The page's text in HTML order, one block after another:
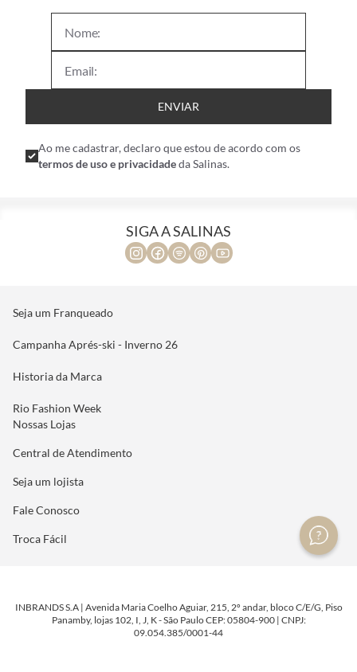
ENVIAR
Ao me cadastrar, declaro que estou de acordo com os
termos de uso e privacidadeda Salinas.
SIGA A SALINAS
Seja um Franqueado
Campanha Aprés-ski - Inverno 26
Historia da Marca
Rio Fashion Week
Nossas Lojas
Central de Atendimento
Seja um lojista
Fale Conosco
Troca Fácil
INBRANDS S.A | Avenida Maria Coelho Aguiar, 215, 2º andar, bloco C/E/G, Piso
Panamby, lojas 102, I, J, K - São Paulo CEP: 05804-900 | CNPJ:
09.054.385/0001-44